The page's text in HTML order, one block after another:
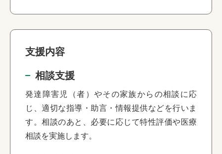
支援内容
相談支援
発達障害児（者）やその家族からの相談に応
じ、適切な指導・助言・情報提供などを行いま
す。相談のあと、必要に応じて特性評価や医療
相談を実施します。